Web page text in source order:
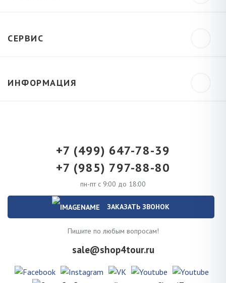
СЕРВИС
ИНФОРМАЦИЯ
+7 (499) 647-78-39
+7 (985) 797-88-80
пн-пт с 9:00 до 18:00
ЗАКАЗАТЬ ЗВОНОК
Пишите по любым вопросам!
sale@shop4tour.ru